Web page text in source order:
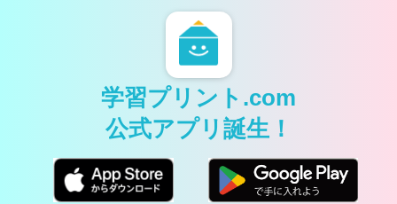
学習プリント.com
公式アプリ誕生！